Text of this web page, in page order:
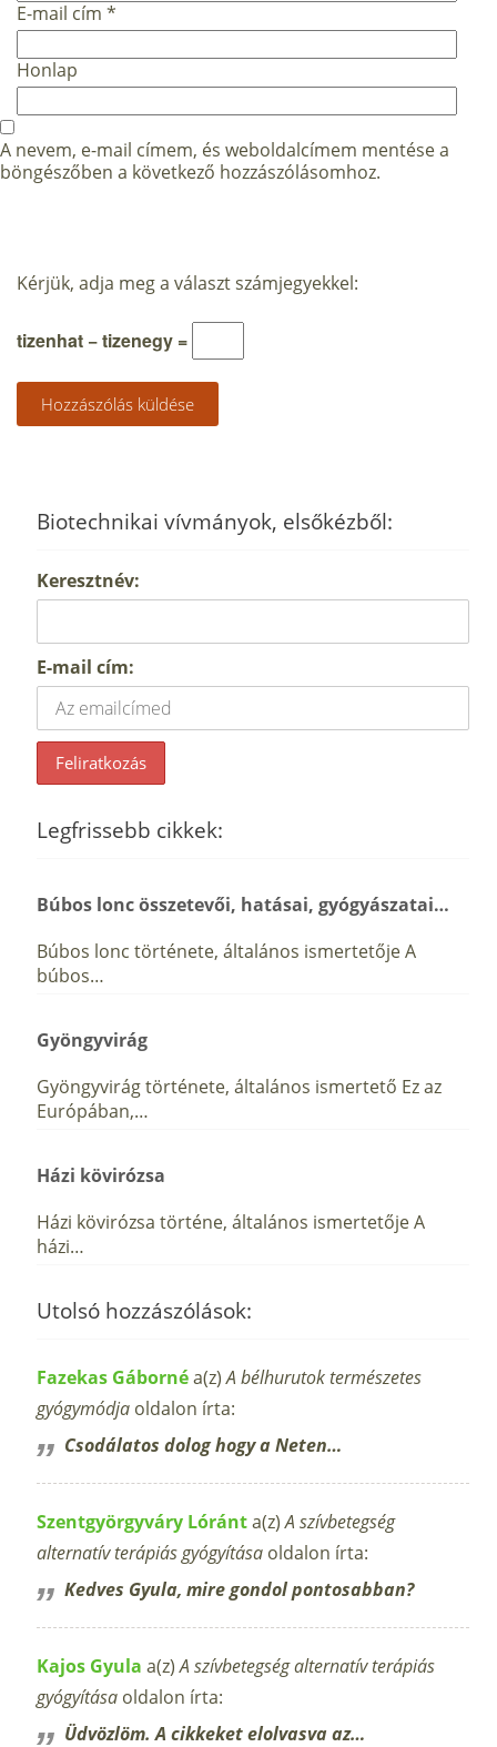
E-mail cím *
Honlap
A nevem, e-mail címem, és weboldalcímem mentése a
böngészőben a következő hozzászólásomhoz.
Kérjük, adja meg a választ számjegyekkel:
tizenhat − tizenegy =
Biotechnikai vívmányok, elsőkézből:
Keresztnév:
E-mail cím:
Legfrissebb cikkek:
Búbos lonc összetevői, hatásai, gyógyászatai…
Búbos lonc története, általános ismertetője A
búbos…
Gyöngyvirág
Gyöngyvirág története, általános ismertető Ez az
Európában,…
Házi kövirózsa
Házi kövirózsa történe, általános ismertetője A
házi…
Utolsó hozzászólások:
Fazekas Gábornéa(z)A bélhurutok természetes
gyógymódja oldalon írta:
Csodálatos dolog hogy a Neten…
Szentgyörgyváry Lóránta(z)A szívbetegség
alternatív terápiás gyógyítása oldalon írta:
Kedves Gyula, mire gondol pontosabban?
Kajos Gyula a(z)A szívbetegség alternatív terápiás
gyógyítása oldalon írta:
Üdvözlöm. A cikkeket elolvasva az…